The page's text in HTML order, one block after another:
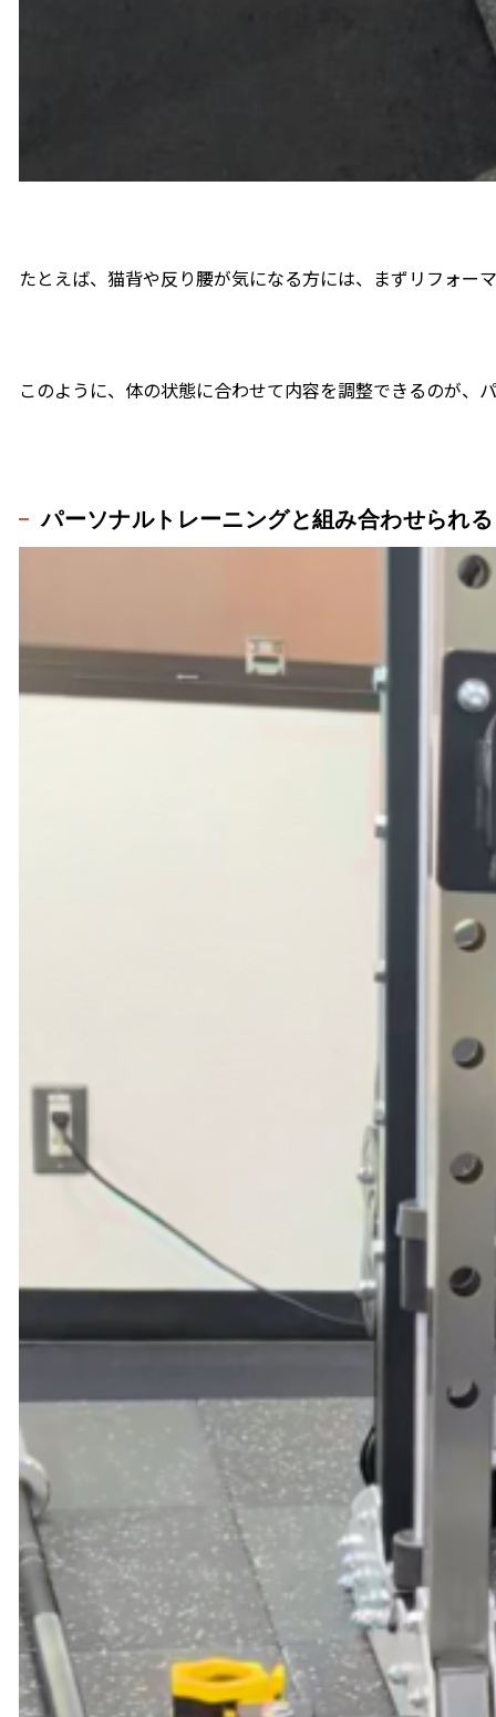
たとえば、猫背や反り腰が気になる方には、まずリフォー
このように、体の状態に合わせて内容を調整できるのが、
パーソナルトレーニングと組み合わせられる